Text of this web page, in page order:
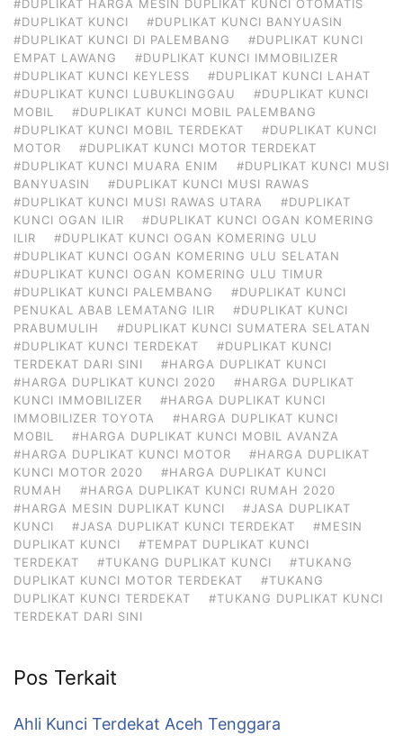
#DUPLIKAT HARGA MESIN DUPLIKAT KUNCI OTOMATIS
#DUPLIKAT KUNCI
#DUPLIKAT KUNCI BANYUASIN
#DUPLIKAT KUNCI DI PALEMBANG
#DUPLIKAT KUNCI
EMPAT LAWANG
#DUPLIKAT KUNCI IMMOBILIZER
#DUPLIKAT KUNCI KEYLESS
#DUPLIKAT KUNCI LAHAT
#DUPLIKAT KUNCI LUBUKLINGGAU
#DUPLIKAT KUNCI
MOBIL
#DUPLIKAT KUNCI MOBIL PALEMBANG
#DUPLIKAT KUNCI MOBIL TERDEKAT
#DUPLIKAT KUNCI
MOTOR
#DUPLIKAT KUNCI MOTOR TERDEKAT
#DUPLIKAT KUNCI MUARA ENIM
#DUPLIKAT KUNCI MUSI
BANYUASIN
#DUPLIKAT KUNCI MUSI RAWAS
#DUPLIKAT KUNCI MUSI RAWAS UTARA
#DUPLIKAT
KUNCI OGAN ILIR
#DUPLIKAT KUNCI OGAN KOMERING
ILIR
#DUPLIKAT KUNCI OGAN KOMERING ULU
#DUPLIKAT KUNCI OGAN KOMERING ULU SELATAN
#DUPLIKAT KUNCI OGAN KOMERING ULU TIMUR
#DUPLIKAT KUNCI PALEMBANG
#DUPLIKAT KUNCI
PENUKAL ABAB LEMATANG ILIR
#DUPLIKAT KUNCI
PRABUMULIH
#DUPLIKAT KUNCI SUMATERA SELATAN
#DUPLIKAT KUNCI TERDEKAT
#DUPLIKAT KUNCI
TERDEKAT DARI SINI
#HARGA DUPLIKAT KUNCI
#HARGA DUPLIKAT KUNCI 2020
#HARGA DUPLIKAT
KUNCI IMMOBILIZER
#HARGA DUPLIKAT KUNCI
IMMOBILIZER TOYOTA
#HARGA DUPLIKAT KUNCI
MOBIL
#HARGA DUPLIKAT KUNCI MOBIL AVANZA
#HARGA DUPLIKAT KUNCI MOTOR
#HARGA DUPLIKAT
KUNCI MOTOR 2020
#HARGA DUPLIKAT KUNCI
RUMAH
#HARGA DUPLIKAT KUNCI RUMAH 2020
#HARGA MESIN DUPLIKAT KUNCI
#JASA DUPLIKAT
KUNCI
#JASA DUPLIKAT KUNCI TERDEKAT
#MESIN
DUPLIKAT KUNCI
#TEMPAT DUPLIKAT KUNCI
TERDEKAT
#TUKANG DUPLIKAT KUNCI
#TUKANG
DUPLIKAT KUNCI MOTOR TERDEKAT
#TUKANG
DUPLIKAT KUNCI TERDEKAT
#TUKANG DUPLIKAT KUNCI
TERDEKAT DARI SINI
Pos Terkait
Ahli Kunci Terdekat Aceh Tenggara